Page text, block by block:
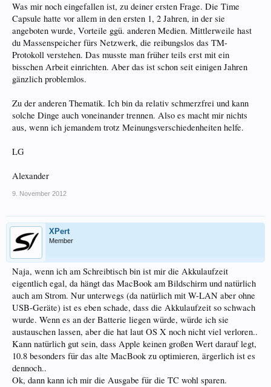
Was mir noch eingefallen ist, zu deiner ersten Frage. Die Time
Capsule hatte vor allem in den ersten 1, 2 Jahren, in der sie
angeboten wurde, Vorteile ggü. anderen Medien. Mittlerweile hast
du Massenspeicher fürs Netzwerk, die reibungslos das TM-
Protokoll verstehen. Das musste man früher teils erst mit ein
bisschen Arbeit einrichten. Aber das ist schon seit einigen Jahren
gänzlich problemlos.
Zu der anderen Thematik. Ich bin da relativ schmerzfrei und kann
solche Dinge auch voneinander trennen. Also es macht mir nichts
aus, wenn ich jemandem trotz Meinungsverschiedenheiten helfe.
LG
Alexander
9. November 2012
XPert
Member
Naja, wenn ich am Schreibtisch bin ist mir die Akkulaufzeit
eigentlich egal, da hängt das MacBook am Bildschirm und natürlich
auch am Strom. Nur unterwegs (da natürlich mit W-LAN aber ohne
USB-Geräte) ist es eben schade, dass die Akkulaufzeit so schwach
wurde. Wenn es an der Batterie liegen würde, würde ich sie
austauschen lassen, aber die hat laut OS X noch nicht viel verloren..
Kann natürlich gut sein, dass Apple keinen großen Wert darauf legt,
10.8 besonders für das alte MacBook zu optimieren, ärgerlich ist es
dennoch..
Ok, dann kann ich mir die Ausgabe für die TC wohl sparen.